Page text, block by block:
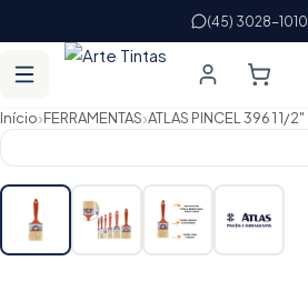
(45) 3028-1010
Início›FERRAMENTAS›ATLAS PINCEL 396 1 1/2"